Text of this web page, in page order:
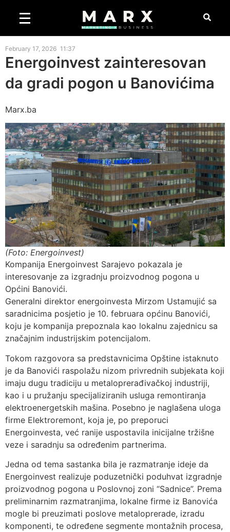
February 17, 2026 11:37
Energoinvest zainteresovan
da gradi pogon u Banovićima
Marx.ba
(Foto: Energoinvest)
Kompanija Energoinvest Sarajevo pokazala je
interesovanje za izgradnju proizvodnog pogona u
Općini Banovići.
Generalni direktor energoinvesta Mirzom Ustamujić sa
saradnicima posjetio je 10. februara općinu Banovići,
koju je kompanija prepoznala kao lokalnu zajednicu sa
značajnim industrijskim potencijalom.
Tokom razgovora sa predstavnicima Opštine istaknuto
je da Banovići raspolažu nizom privrednih subjekata koji
imaju dugu tradiciju u metaloprerađivačkoj industriji,
kao i u pružanju specijaliziranih usluga remontiranja
elektroenergetskih mašina. Posebno je naglašena uloga
firme Elektroremont, koja je, po preporuci
Energoinvesta, već ranije uspostavila inicijalne tržišne
veze i saradnju sa određenim partnerima.
Jedna od tema sastanka bila je razmatranje ideje da
Energoinvest realizuje poduzetnički poduhvat izgradnje
proizvodnog pogona u Poslovnoj zoni “Sadnice”. Prema
preliminarnim razmatranjima, lokalne firme iz Banovića
mogle bi preuzimati poslove metaloprerade, izradu
komponenti, te određene segmente montažnih procesa,